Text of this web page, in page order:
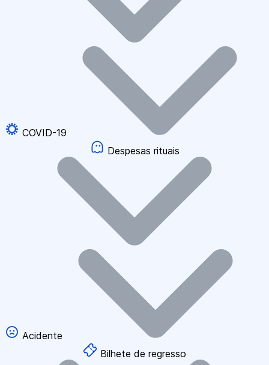
COVID-19
Despesas rituais
Acidente
Bilhete de regresso